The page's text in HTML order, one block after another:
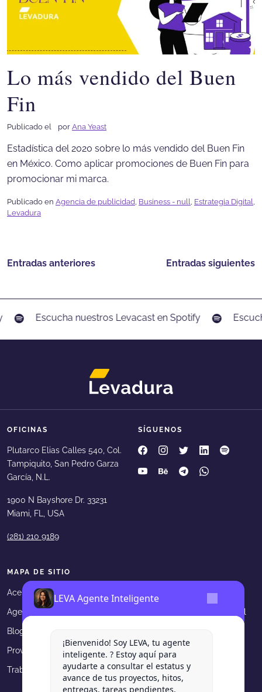
LEVA Agente Inteligente
¡Bienvenido! Soy LEVA, tu agente
inteligente. ? Estoy aquí para
ayudarte a consultar el estatus y
avance de tus proyectos, hitos,
entregas, tareas pendientes,
Lo más vendido del Buen
Fin
Publicado el por Ana Yeast
Estadística del 2020 sobre lo más vendido del Buen Fin
en México. Como aplicar promociones de Buen Fin para
promocionar mi marca.
Publicado en Agencia de publicidad Business - null Estrategia Digital
Levadura
Navegación
entradas
Entradas anteriores Entradas siguientes
Escucha nuestros Levacast en Spotify Escucha
OFICINAS
Plutarco Elias Calles 540, Col.
Tampiquito, San Pedro Garza
García, N.L.
1900 N Bayshore Dr. 33231
Miami, FL, USA
(281) 210 9189
SÍGUENOS
Levadura Agencia en
Levadura Agencia en
Levadura Agencia
Levadura
Levadura Agencia en youtube
Levadura Agencia en
Levadura Agencia
Levadura
MAPA DE SITIO
Acerca de Levadura
Agencia Digital
Blog
Proveedores Aviso de privacidad
Trabaja en Levadura